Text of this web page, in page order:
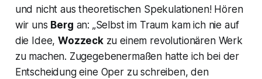
und nicht aus theoretischen Spekulationen! Hören
wir uns Berg an: „Selbst im Traum kam ich nie auf
die Idee,Wozzeckzu einem revolutionären Werk
zu machen. Zugegebenermaßen hatte ich bei der
Entscheidung eine Oper zu schreiben, den